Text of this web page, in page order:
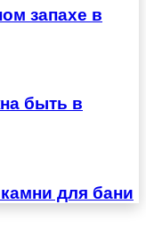
запахе в
быть в
для бани